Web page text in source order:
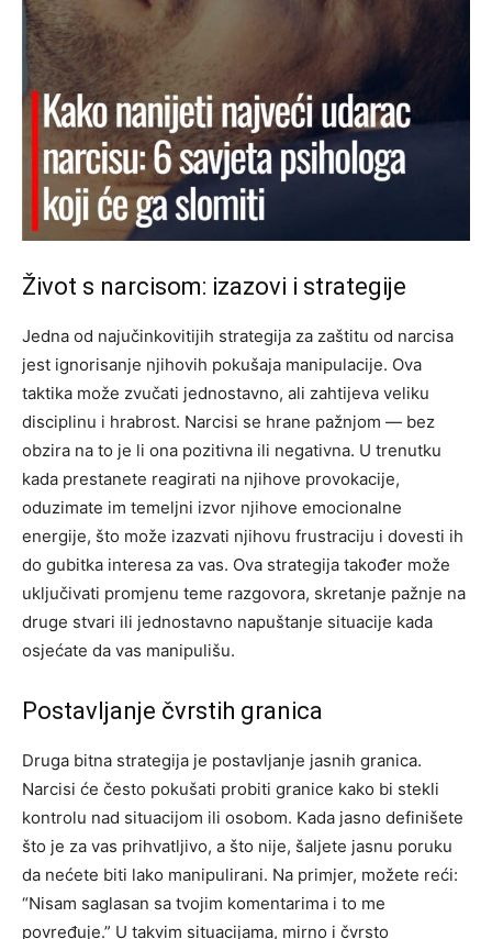
Život s narcisom: izazovi i strategije
Jedna od najučinkovitijih strategija za zaštitu od narcisa
jest ignorisanje njihovih pokušaja manipulacije. Ova
taktika može zvučati jednostavno, ali zahtijeva veliku
disciplinu i hrabrost. Narcisi se hrane pažnjom — bez
obzira na to je li ona pozitivna ili negativna. U trenutku
kada prestanete reagirati na njihove provokacije,
oduzimate im temeljni izvor njihove emocionalne
energije, što može izazvati njihovu frustraciju i dovesti ih
do gubitka interesa za vas. Ova strategija također može
uključivati promjenu teme razgovora, skretanje pažnje na
druge stvari ili jednostavno napuštanje situacije kada
osjećate da vas manipulišu.
Postavljanje čvrstih granica
Druga bitna strategija je postavljanje jasnih granica.
Narcisi će često pokušati probiti granice kako bi stekli
kontrolu nad situacijom ili osobom. Kada jasno definišete
što je za vas prihvatljivo, a što nije, šaljete jasnu poruku
da nećete biti lako manipulirani. Na primjer, možete reći:
“Nisam saglasan sa tvojim komentarima i to me
povređuje.” U takvim situacijama, mirno i čvrsto